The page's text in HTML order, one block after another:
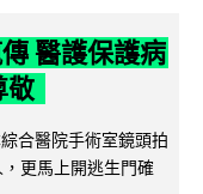
醫護保護病
敬
合醫院手術室鏡頭拍
更馬上開逃生門確